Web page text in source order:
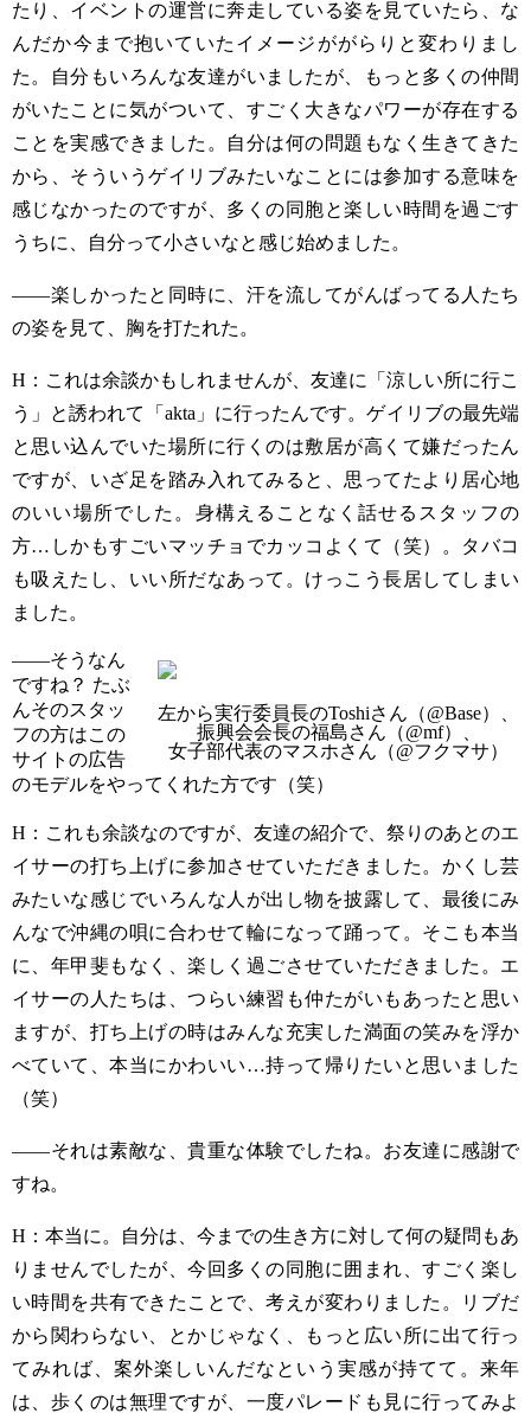
たり、イベントの運営に奔走している姿を見ていたら、な
んだか今まで抱いていたイメージががらりと変わりまし
た。自分もいろんな友達がいましたが、もっと多くの仲間
がいたことに気がついて、すごく大きなパワーが存在する
ことを実感できました。自分は何の問題もなく生きてきた
から、そういうゲイリブみたいなことには参加する意味を
感じなかったのですが、多くの同胞と楽しい時間を過ごす
うちに、自分って小さいなと感じ始めました。
——楽しかったと同時に、汗を流してがんばってる人たち
の姿を見て、胸を打たれた。
H ：これは余談かもしれませんが、友達に「涼しい所に行こ
う」と誘われて「 akta 」に行ったんです。ゲイリブの最先端
と思い込んでいた場所に行くのは敷居が高くて嫌だったん
ですが、いざ足を踏み入れてみると、思ってたより居心地
のいい場所でした。身構えることなく話せるスタッフの
方… しかもすごいマッチョでカッコよくて（笑）。タバコ
も吸えたし、いい所だなあって。けっこう長居してしまい
ました。
左から実行委員長のToshiさん（@Base）、
振興会会長の福島さん（@mf）、
女子部代表のマスホさん（@フクマサ）
——そうなん
ですね？ たぶ
んそのスタッ
フの方はこの
サイトの広告
のモデルをやってくれた方です（笑）
H ：これも余談なのですが、友達の紹介で、祭りのあとのエ
イサーの打ち上げに参加させていただきました。かくし芸
みたいな感じでいろんな人が出し物を披露して、最後にみ
んなで沖縄の唄に合わせて輪になって踊って。そこも本当
に、年甲斐もなく、楽しく過ごさせていただきました。エ
イサーの人たちは、つらい練習も仲たがいもあったと思い
ますが、打ち上げの時はみんな充実した満面の笑みを浮か
べていて、本当にかわいい…持って帰りたいと思いました
（笑）
——それは素敵な、貴重な体験でしたね。お友達に感謝で
すね。
H ：本当に。自分は、今までの生き方に対して何の疑問もあ
りませんでしたが、今回多くの同胞に囲まれ、すごく楽し
い時間を共有できたことで、考えが変わりました。リブだ
から関わらない、とかじゃなく、もっと広い所に出て行っ
てみれば、案外楽しいんだなという実感が持てて。来年
は、歩くのは無理ですが、一度パレードも見に行ってみよ